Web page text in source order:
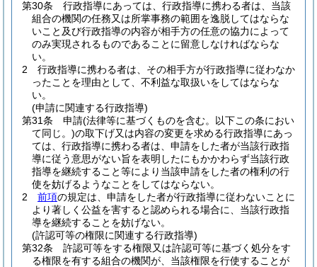
第30条
行政指導にあっては、行政指導に携わる者は、当該
組合の機関の任務又は所掌事務の範囲を逸脱してはならな
いこと及び行政指導の内容が相手方の任意の協力によって
のみ実現されるものであることに留意しなければならな
い。
2
行政指導に携わる者は、その相手方が行政指導に従わなか
ったことを理由として、不利益な取扱いをしてはならな
い。
(申請に関連する行政指導)
第31条
申請(法律等に基づくものを含む。以下この条におい
て同じ。)の取下げ又は内容の変更を求める行政指導にあっ
ては、行政指導に携わる者は、申請をした者が当該行政指
導に従う意思がない旨を表明したにもかかわらず当該行政
指導を継続すること等により当該申請をした者の権利の行
使を妨げるようなことをしてはならない。
2
前項の規定は、申請をした者が行政指導に従わないことに
より著しく公益を害すると認められる場合に、当該行政指
導を継続することを妨げない。
(許認可等の権限に関連する行政指導)
第32条
許認可等をする権限又は許認可等に基づく処分をす
る権限を有する組合の機関が、当該権限を行使することが